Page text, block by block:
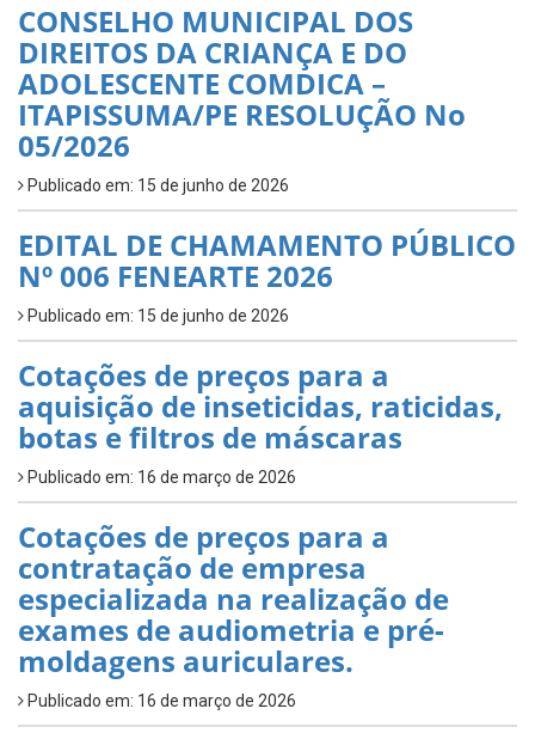
CONSELHO MUNICIPAL DOS
DIREITOS DA CRIANÇA E DO
ADOLESCENTE COMDICA –
ITAPISSUMA/PE RESOLUÇÃO No
05/2026
Publicado em: 15 de junho de 2026
EDITAL DE CHAMAMENTO PÚBLICO
Nº 006 FENEARTE 2026
Publicado em: 15 de junho de 2026
Cotações de preços para a
aquisição de inseticidas, raticidas,
botas e filtros de máscaras
Publicado em: 16 de março de 2026
Cotações de preços para a
contratação de empresa
especializada na realização de
exames de audiometria e pré-
moldagens auriculares.
Publicado em: 16 de março de 2026